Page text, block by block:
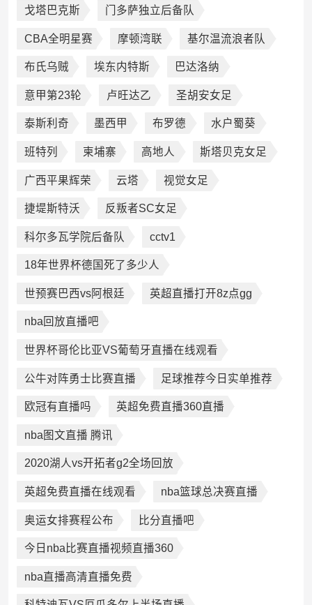
戈塔巴克斯 门多萨独立后备队
CBA全明星赛 摩顿湾联 基尔温流浪者队
布氏乌贼 埃东内特斯 巴达洛纳
意甲第23轮 卢旺达乙 圣胡安女足
泰斯利奇 墨西甲 布罗德 水户蜀葵
班特列 柬埔寨 高地人 斯塔贝克女足
广西平果辉荣 云塔 视觉女足
捷堤斯特沃 反叛者SC女足
科尔多瓦学院后备队 cctv1
18年世界杯德国死了多少人
世预赛巴西vs阿根廷 英超直播打开8z点gg
nba回放直播吧
世界杯哥伦比亚VS葡萄牙直播在线观看
公牛对阵勇士比赛直播 足球推荐今日实单推荐
欧冠有直播吗 英超免费直播360直播
nba图文直播 腾讯
2020湖人vs开拓者g2全场回放
英超免费直播在线观看 nba篮球总决赛直播
奥运女排赛程公布 比分直播吧
今日nba比赛直播视频直播360
nba直播高清直播免费